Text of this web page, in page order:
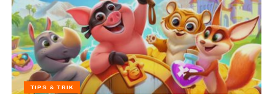
TIPS & TRIK